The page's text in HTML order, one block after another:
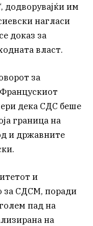
додворувајќи им
нагласи
доказ за
власт.
за
дека СДС беше
граница на
и државните
и
за СДСМ, поради
пад на
на